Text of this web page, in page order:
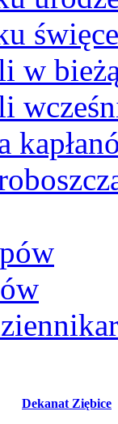
w
Dekanat Ziębice